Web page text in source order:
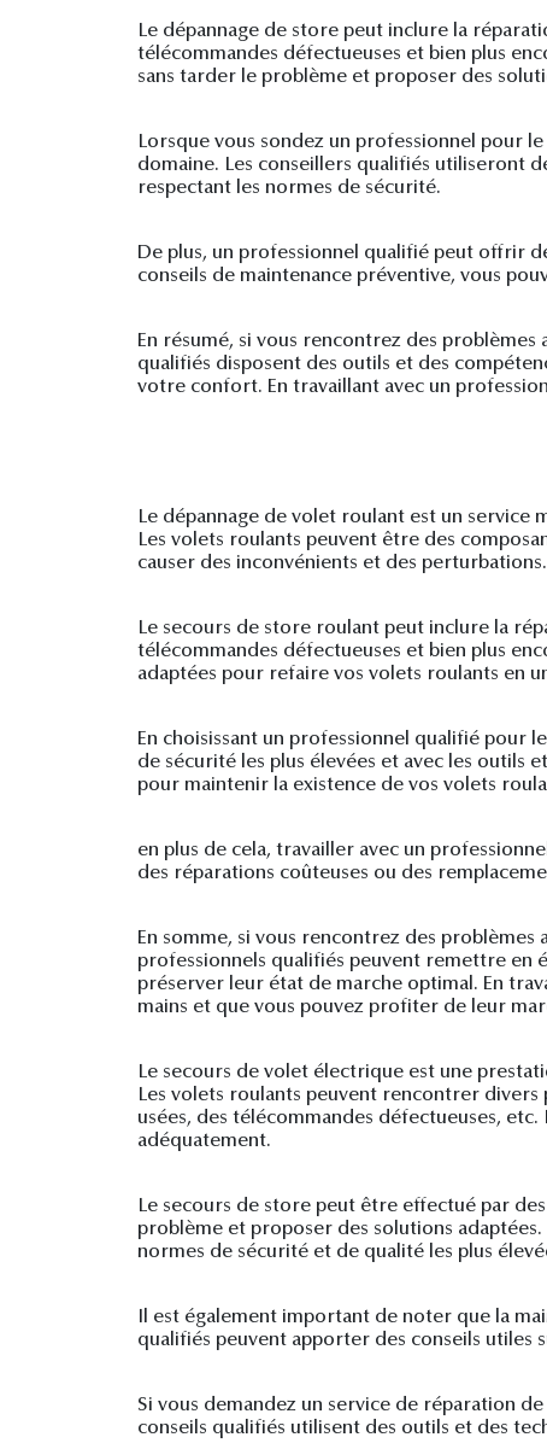
Le dépannage de store peut inclure la
télécommandes défectueuses et bien plus
sans tarder le problème et proposer des
Lorsque vous sondez un professionnel pour
domaine. Les conseillers qualifiés utiliseront
respectant les normes de sécurité.
De plus, un professionnel qualifié peut offrir
conseils de maintenance préventive, vous
En résumé, si vous rencontrez des
qualifiés disposent des outils et des
votre confort. En travaillant avec un
Le dépannage de volet roulant est un
Les volets roulants peuvent être des
causer des inconvénients et des perturbations.
Le secours de store roulant peut inclure la
télécommandes défectueuses et bien plus
adaptées pour refaire vos volets roulants en
En choisissant un professionnel qualifié pour
de sécurité les plus élevées et avec les outils
pour maintenir la existence de vos volets
en plus de cela, travailler avec un
des réparations coûteuses ou des
En somme, si vous rencontrez des
professionnels qualifiés peuvent remettre en
préserver leur état de marche optimal. En
mains et que vous pouvez profiter de leur
Le secours de volet électrique est une
Les volets roulants peuvent rencontrer divers
usées, des télécommandes défectueuses,
adéquatement.
Le secours de store peut être effectué par
problème et proposer des solutions
normes de sécurité et de qualité les plus
Il est également important de noter que la
qualifiés peuvent apporter des conseils utiles
Si vous demandez un service de réparation
conseils qualifiés utilisent des outils et des